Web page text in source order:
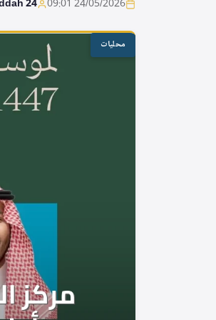
24/05/2026 09:01
24
محليات